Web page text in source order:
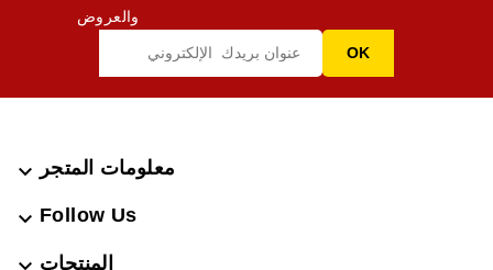
والعروض
معلومات المتجر 
Follow Us

المنتجات